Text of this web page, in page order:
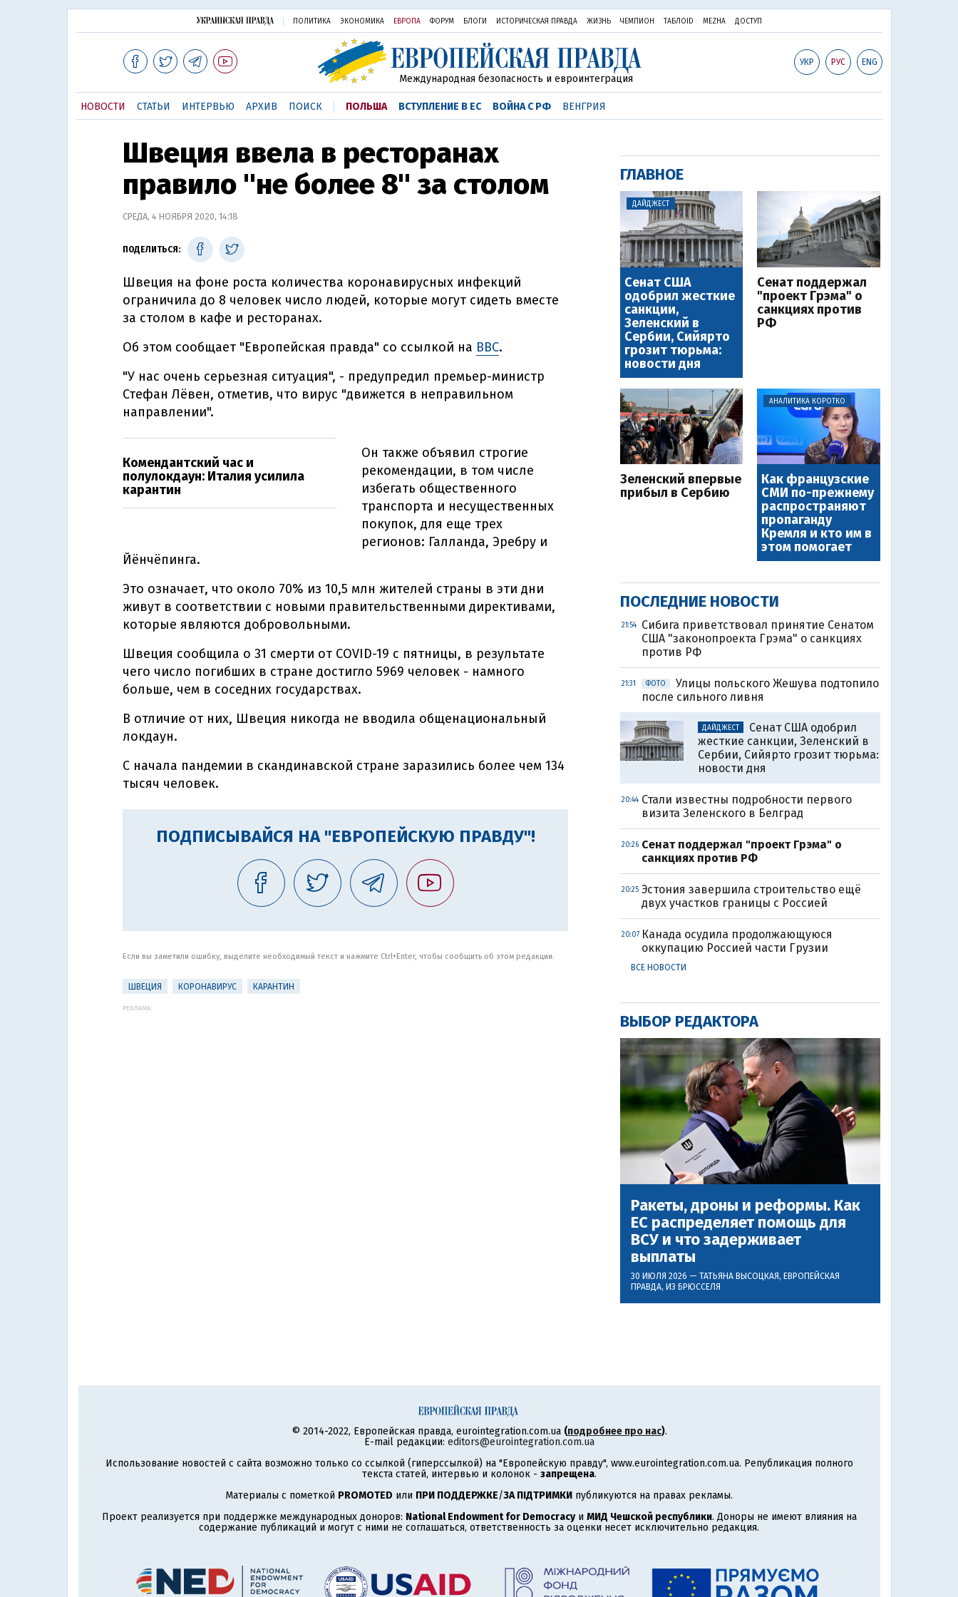
ПОЛИТИКА ЭКОНОМИКА ЕВРОПА ФОРУМ БЛОГИ ИСТОРИЧЕСКАЯ ПРАВДА ЖИЗНЬ ЧЕМПИОН ТАБЛОID MEZHA ДОСТУП
УКР РУС ENG
Международная безопасность и евроинтеграция
НОВОСТИ СТАТЬИ ИНТЕРВЬЮ АРХИВ ПОИСК ПОЛЬША ВСТУПЛЕНИЕ В ЕС ВОЙНА С РФ ВЕНГРИЯ
Швеция ввела в ресторанах
правило "не более 8" за столом
СРЕДА, 4 НОЯБРЯ 2020, 14:18
ПОДЕЛИТЬСЯ:
Швеция на фоне роста количества коронавирусных инфекций
ограничила до 8 человек число людей, которые могут сидеть вместе
за столом в кафе и ресторанах.
Об этом сообщает "Европейская правда" со ссылкой на BBC.
"У нас очень серьезная ситуация", - предупредил премьер-министр
Стефан Лёвен, отметив, что вирус "движется в неправильном
направлении".
Комендантский час и
полулокдаун: Италия усилила
карантин
Он также объявил строгие
рекомендации, в том числе
избегать общественного
транспорта и несущественных
покупок, для еще трех
регионов: Галланда, Эребру и
Йёнчёпинга.
Это означает, что около 70% из 10,5 млн жителей страны в эти дни
живут в соответствии с новыми правительственными директивами,
которые являются добровольными.
Швеция сообщила о 31 смерти от COVID-19 с пятницы, в результате
чего число погибших в стране достигло 5969 человек - намного
больше, чем в соседних государствах.
В отличие от них, Швеция никогда не вводила общенациональный
локдаун.
С начала пандемии в скандинавской стране заразились более чем 134
тысяч человек.
ПОДПИСЫВАЙСЯ НА "ЕВРОПЕЙСКУЮ ПРАВДУ"!
Если вы заметили ошибку, выделите необходимый текст и нажмите Ctrl+Enter, чтобы сообщить об этом редакции.
ШВЕЦИЯ КОРОНАВИРУС КАРАНТИН
РЕКЛАМА:
ГЛАВНОЕ
ДАЙДЖЕСТ
Сенат США
одобрил жесткие
санкции,
Зеленский в
Сербии, Сийярто
грозит тюрьма:
новости дня
Сенат поддержал
"проект Грэма" о
санкциях против
РФ
Зеленский впервые
прибыл в Сербию
АНАЛИТИКА КОРОТКО
Как французские
СМИ по-прежнему
распространяют
пропаганду
Кремля и кто им в
этом помогает
ПОСЛЕДНИЕ НОВОСТИ
21:54
Сибига приветствовал принятие Сенатом
США "законопроекта Грэма" о санкциях
против РФ
21:31 ФОТО
Улицы польского Жешува подтопило
после сильного ливня
ДАЙДЖЕСТ
Сенат США одобрил
жесткие санкции, Зеленский в
Сербии, Сийярто грозит тюрьма:
новости дня
20:44 Стали известны подробности первого
визита Зеленского в Белград
20:26 Сенат поддержал "проект Грэма" о
санкциях против РФ
20:25 Эстония завершила строительство ещё
двух участков границы с Россией
20:07 Канада осудила продолжающуюся
оккупацию Россией части Грузии
ВСЕ НОВОСТИ
ВЫБОР РЕДАКТОРА
Ракеты, дроны и реформы. Как
ЕС распределяет помощь для
ВСУ и что задерживает
выплаты
30 ИЮЛЯ 2026 — ТАТЬЯНА ВЫСОЦКАЯ, ЕВРОПЕЙСКАЯ
ПРАВДА, ИЗ БРЮССЕЛЯ
© 2014-2022, Европейская правда, eurointegration.com.ua (подробнее про нас).
E-mail редакции: editors@eurointegration.com.ua
Использование новостей с сайта возможно только со ссылкой (гиперссылкой) на "Европейскую правду", www.eurointegration.com.ua. Републикация полного
текста статей, интервью и колонок - запрещена.
Материалы с пометкой PROMOTED или ПРИ ПОДДЕРЖКЕ/ЗА ПІДТРИМКИ публикуются на правах рекламы.
Проект реализуется при поддержке международных доноров: National Endowment for Democracyи МИД Чешской республики. Доноры не имеют влияния на
содержание публикаций и могут с ними не соглашаться, ответственность за оценки несет исключительно редакция.